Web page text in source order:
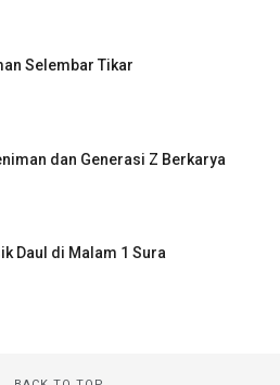
Selembar Tikar
dan Generasi Z Berkarya
Daul di Malam 1 Sura